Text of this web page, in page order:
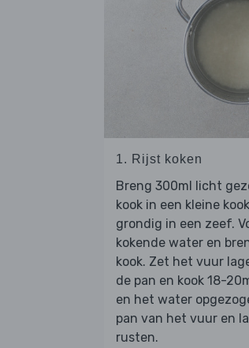
1. Rijst koken
Breng 300ml licht
kook in een kleine
grondig in een zeef.
kokende water en
kook. Zet het vuur
de pan en kook 18-
en het water
pan van het vuur en
rusten.